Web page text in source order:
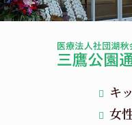
キ
女